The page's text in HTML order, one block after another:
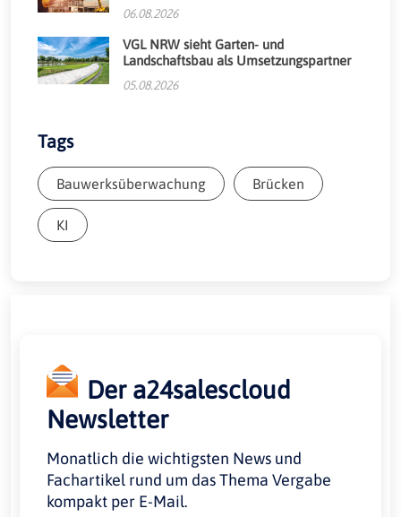
06.08.2026
VGL NRW sieht Garten- und
Landschaftsbau als Umsetzungspartner
05.08.2026
Tags
Bauwerksüberwachung Brücken
KI
Der a24salescloud
Newsletter
Monatlich die wichtigsten News und
Fachartikel rund um das Thema Vergabe
kompakt per E-Mail.